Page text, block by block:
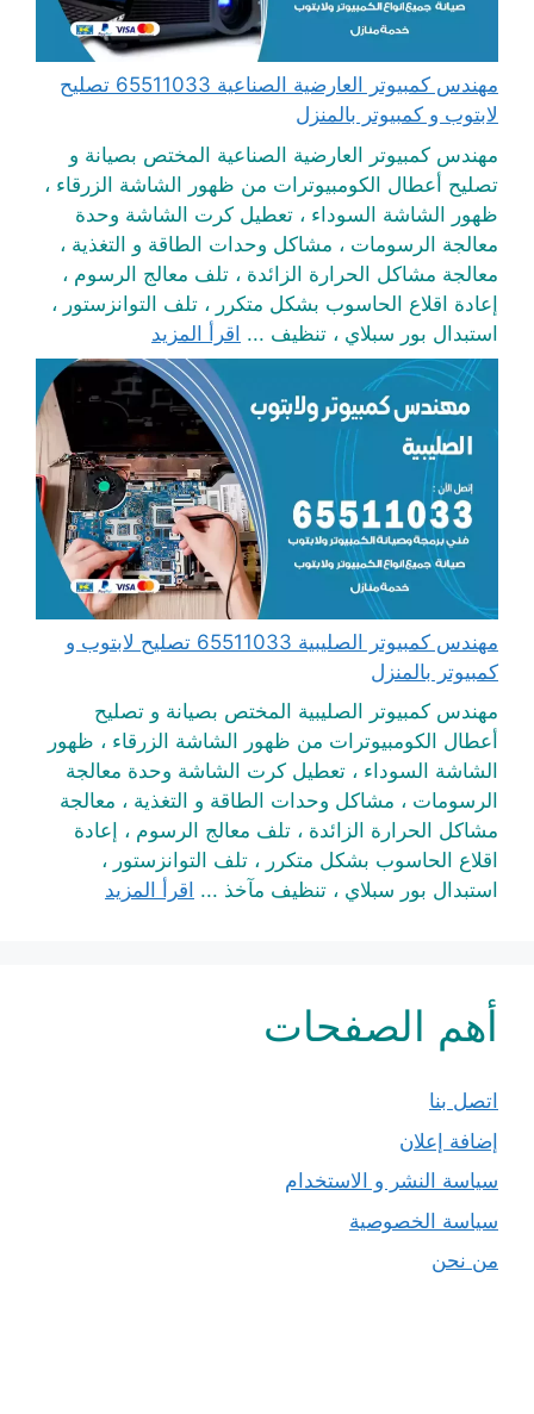
مهندس كمبيوتر العارضية الصناعية 65511033 تصليح
لابتوب و كمبيوتر بالمنزل
مهندس كمبيوتر العارضية الصناعية المختص بصيانة و
تصليح أعطال الكومبيوترات من ظهور الشاشة الزرقاء ،
ظهور الشاشة السوداء ، تعطيل كرت الشاشة وحدة
معالجة الرسومات ، مشاكل وحدات الطاقة و التغذية ،
معالجة مشاكل الحرارة الزائدة ، تلف معالج الرسوم ،
إعادة اقلاع الحاسوب بشكل متكرر ، تلف التوانزستور ،
استبدال بور سبلاي ، تنظيف ... اقرأ المزيد
مهندس كمبيوتر الصليبية 65511033 تصليح لابتوب و
كمبيوتر بالمنزل
مهندس كمبيوتر الصليبية المختص بصيانة و تصليح
أعطال الكومبيوترات من ظهور الشاشة الزرقاء ، ظهور
الشاشة السوداء ، تعطيل كرت الشاشة وحدة معالجة
الرسومات ، مشاكل وحدات الطاقة و التغذية ، معالجة
مشاكل الحرارة الزائدة ، تلف معالج الرسوم ، إعادة
اقلاع الحاسوب بشكل متكرر ، تلف التوانزستور ،
استبدال بور سبلاي ، تنظيف مآخذ ... اقرأ المزيد
أهم الصفحات
اتصل بنا
إضافة إعلان
سياسة النشر و الاستخدام
سياسة الخصوصية
من نحن